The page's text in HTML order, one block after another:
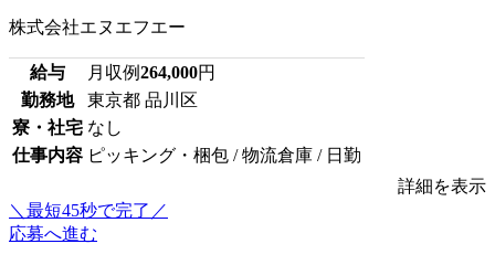
株式会社エヌエフエー
給与 月収例264,000円
勤務地
東京都 品川区
寮・社宅 なし
仕事内容 ピッキング・梱包 / 物流倉庫 / 日勤
詳細を表示
＼最短45秒で完了／
応募へ進む